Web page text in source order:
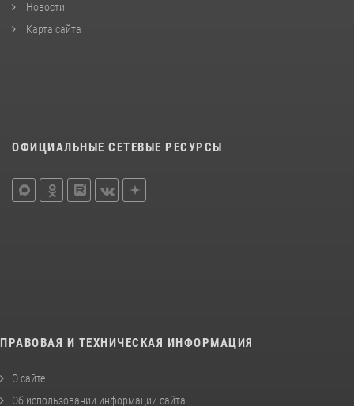
Новости
Карта сайта
ОФИЦИАЛЬНЫЕ СЕТЕВЫЕ РЕСУРСЫ
ПРАВОВАЯ И ТЕХНИЧЕСКАЯ ИНФОРМАЦИЯ
О сайте
Об использовании информации сайта